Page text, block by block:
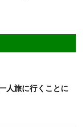
人旅に行くことに